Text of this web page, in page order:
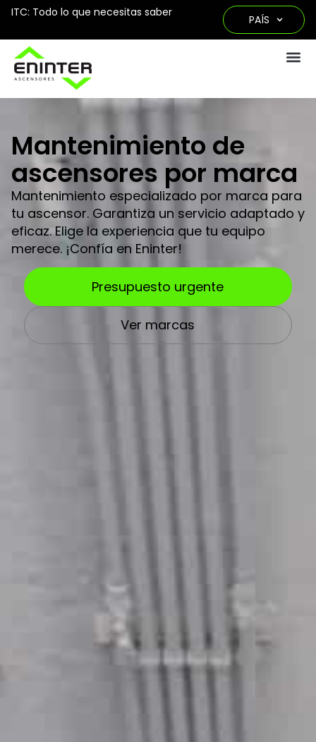
ITC: Todo lo que necesitas saber
PAÍS
Mantenimiento de
ascensores por marca
Mantenimiento especializado por marca para
tu ascensor. Garantiza un servicio adaptado y
eficaz. Elige la experiencia que tu equipo
merece. ¡Confía en Eninter!
Presupuesto urgente
Ver marcas